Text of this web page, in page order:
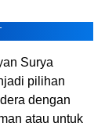
Surya
pilihan
dengan
atau untuk